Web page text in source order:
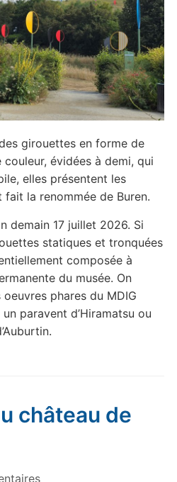
girouettes en forme de
évidées à demi, qui
elles présentent les
la renommée de Buren.
demain 17 juillet 2026. Si
statiques et tronquées
composée à
du musée. On
phares du MDIG
paravent d’Hiramatsu ou
château de
sur